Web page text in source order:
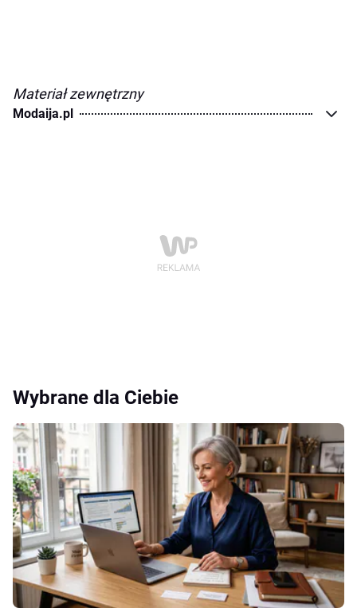
Materiał zewnętrzny
Modaija.pl
Wybrane dla Ciebie